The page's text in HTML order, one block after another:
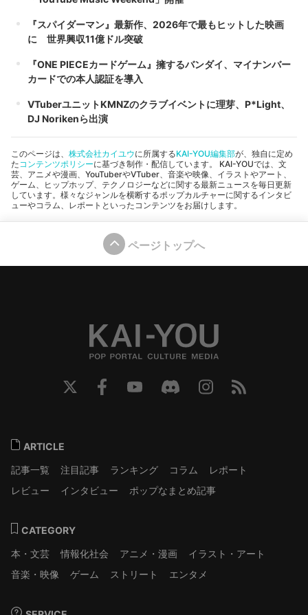
『スパイダーマン』最新作、2026年で最もヒットした映画
に 世界興収11億ドル突破
『ONE PIECEカードゲーム』擁するバンダイ、マイナンバー
カードでの本人認証を導入
VTuberユニットKMNZのクラブイベントに理芽、P*Light、
DJ Norikenら出演
このページは、 株式会社カイユウに所属するKAI-YOU編集部が、独自に定め
た コンテンツポリシーに基づき制作・配信しています。 KAI-YOUでは、文
芸、アニメや漫画、YouTuberやVTuber、音楽や映像、イラストやアート、
ゲーム、ヒップホップ、テクノロジーなどに関する最新ニュースを毎日更新
しています。様々なジャンルを横断するポップカルチャーに関するインタビ
ューやコラム、レポートといったコンテンツをお届けします。
ページトップへ
ARTICLE
記事一覧
注目記事 ランキング コラム
レポート
レビュー
インタビュー ポップなまとめ記事
CATEGORY
本・文芸
情報化社会 アニメ・漫画
イラスト・アート
音楽・映像
ゲーム ストリート エンタメ